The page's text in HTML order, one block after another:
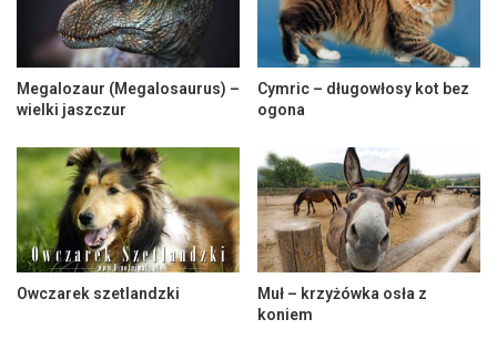
Megalozaur (Megalosaurus) –
wielki jaszczur
Cymric – długowłosy kot bez
ogona
Owczarek szetlandzki
Muł – krzyżówka osła z
koniem